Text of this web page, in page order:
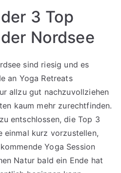
3 Top
Nordsee
sind riesig und es
an Yoga Retreats
allzu gut nachzuvollziehen
kaum mehr zurechtfinden.
entschlossen, die Top 3
einmal kurz vorzustellen,
Yoga Session
Natur bald ein Ende hat